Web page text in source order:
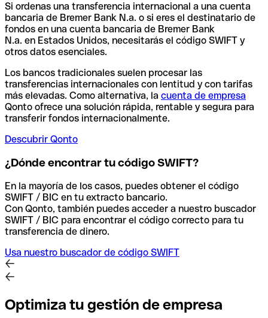
Si ordenas una transferencia internacional a una cuenta
bancaria de Bremer Bank N.a. o si eres el destinatario de
fondos en una cuenta bancaria de Bremer Bank
N.a. en Estados Unidos, necesitarás el código SWIFT y
otros datos esenciales.
Los bancos tradicionales suelen procesar las
transferencias internacionales con lentitud y con tarifas
más elevadas. Como alternativa, la cuenta de empresa
Qonto ofrece una solución rápida, rentable y segura para
transferir fondos internacionalmente.
Descubrir Qonto
¿Dónde encontrar tu código SWIFT?
En la mayoría de los casos, puedes obtener el código
SWIFT / BIC en tu extracto bancario.
Con Qonto, también puedes acceder a nuestro buscador
SWIFT / BIC para encontrar el código correcto para tu
transferencia de dinero.
Usa nuestro buscador de código SWIFT
Optimiza tu gestión de empresa